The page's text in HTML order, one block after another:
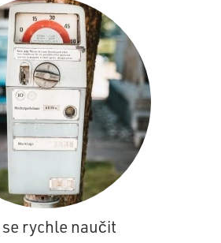
rychle naučit